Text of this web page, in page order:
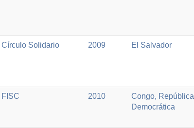
Círculo Solidario 2009 El Salvador
FISC 2010
Congo, República
Democrática